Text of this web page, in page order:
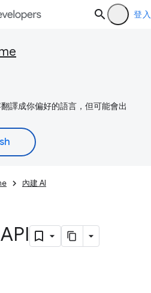
登入
譯成你偏好的語言，但可能會出
內建 AI